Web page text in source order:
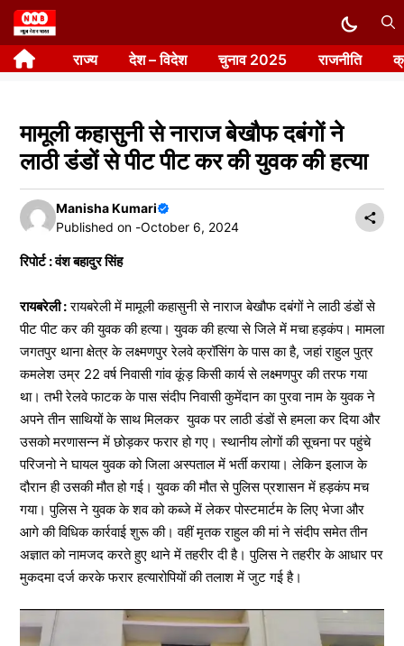
Skip
to
content राज्य देश – विदेश चुनाव 2025 राजनीति
मामूली कहासुनी से नाराज बेखौफ दबंगों ने
लाठी डंडों से पीट पीट कर की युवक की हत्या
Manisha Kumari
Published on -October 6, 2024
रिपोर्ट : वंश बहादुर सिंह
रायबरेली :रायबरेली में मामूली कहासुनी से नाराज बेखौफ दबंगों ने लाठी डंडों से
पीट पीट कर की युवक की हत्या। युवक की हत्या से जिले में मचा हड़कंप। मामला
जगतपुर थाना क्षेत्र के लक्ष्मणपुर रेलवे क्रॉसिंग के पास का है, जहां राहुल पुत्र
कमलेश उम्र 22 वर्ष निवासी गांव कूंड़ किसी कार्य से लक्ष्मणपुर की तरफ गया
था। तभी रेलवे फाटक के पास संदीप निवासी कुमेंदान का पुरवा नाम के युवक ने
अपने तीन साथियों के साथ मिलकर युवक पर लाठी डंडों से हमला कर दिया और
उसको मरणासन्न में छोड़कर फरार हो गए। स्थानीय लोगों की सूचना पर पहुंचे
परिजनो ने घायल युवक को जिला अस्पताल में भर्ती कराया। लेकिन इलाज के
दौरान‌ ही उसकी मौत हो गई। युवक की मौत से पुलिस प्रशासन में हड़कंप मच
गया। पुलिस ने युवक के शव को कब्जे में लेकर पोस्टमार्टम के लिए भेजा और
आगे की विधिक कार्रवाई शुरू की। वहीं मृतक राहुल की मां ने संदीप समेत तीन
अज्ञात को नामजद करते हुए थाने में तहरीर दी है। पुलिस ने तहरीर के आधार पर
मुकदमा दर्ज करके फरार हत्यारोपियों की तलाश में जुट गई है।